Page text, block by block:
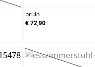
bruin
€ 72,90